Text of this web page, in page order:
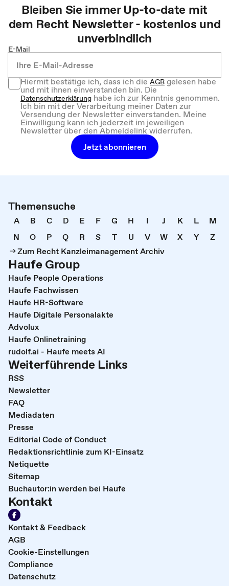
Bleiben Sie immer Up-to-date mit
dem Recht Newsletter - kostenlos und
unverbindlich
E-Mail
Hiermit bestätige ich, dass ich dieAGBgelesen habe
und mit ihnen einverstanden bin. Die
Datenschutzerklärung habe ich zur Kenntnis genommen.
Ich bin mit der Verarbeitung meiner Daten zur
Versendung der Newsletter einverstanden. Meine
Einwilligung kann ich jederzeit im jeweiligen
Newsletter über den Abmeldelink widerrufen.
Jetzt abonnieren
Themensuche
A B C D E F G H I J K L
M
N
O P Q R S T U V W X Y
Z
Zum Recht Kanzleimanagement Archiv
Haufe Group
Haufe People Operations
Haufe Fachwissen
Haufe HR-Software
Haufe Digitale Personalakte
Advolux
Haufe Onlinetraining
rudolf.ai - Haufe meets AI
Weiterführende Links
RSS
Newsletter
FAQ
Mediadaten
Presse
Editorial Code of Conduct
Redaktionsrichtlinie zum KI-Einsatz
Netiquette
Sitemap
Buchautor:in werden bei Haufe
Kontakt
Kontakt & Feedback
AGB
Cookie-Einstellungen
Compliance
Datenschutz